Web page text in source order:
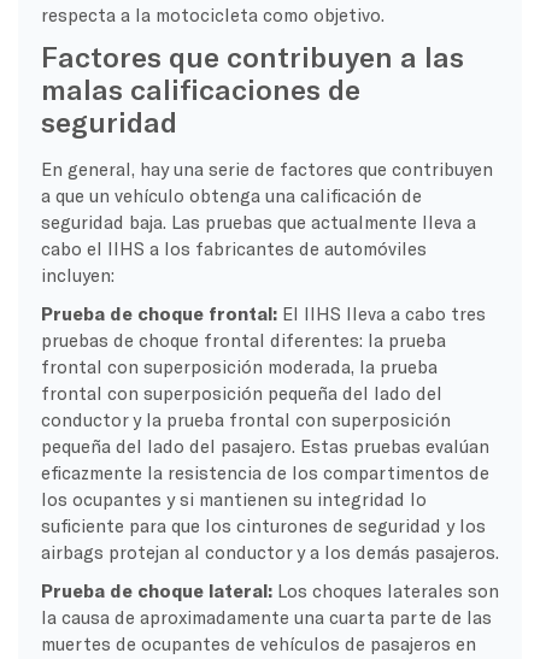
respecta a la motocicleta como objetivo.
Factores que contribuyen a las
malas calificaciones de
seguridad
En general, hay una serie de factores que contribuyen
a que un vehículo obtenga una calificación de
seguridad baja. Las pruebas que actualmente lleva a
cabo el IIHS a los fabricantes de automóviles
incluyen:
Prueba de choque frontal:El IIHS lleva a cabo tres
pruebas de choque frontal diferentes: la prueba
frontal con superposición moderada, la prueba
frontal con superposición pequeña del lado del
conductor y la prueba frontal con superposición
pequeña del lado del pasajero. Estas pruebas evalúan
eficazmente la resistencia de los compartimentos de
los ocupantes y si mantienen su integridad lo
suficiente para que los cinturones de seguridad y los
airbags protejan al conductor y a los demás pasajeros.
Prueba de choque lateral:Los choques laterales son
la causa de aproximadamente una cuarta parte de las
muertes de ocupantes de vehículos de pasajeros en